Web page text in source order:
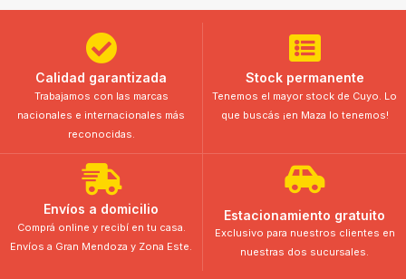
Calidad garantizada
Trabajamos con las marcas
nacionales e internacionales más
reconocidas.
Stock permanente
Tenemos el mayor stock de Cuyo. Lo
que buscás ¡en Maza lo tenemos!
Envíos a domicilio
Comprá online y recibí en tu casa.
Envíos a Gran Mendoza y Zona Este.
Estacionamiento gratuito
Exclusivo para nuestros clientes en
nuestras dos sucursales.